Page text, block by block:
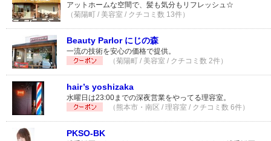
アットホームな空間で、髪も気分もリフレッシュ☆
（菊陽町 / 美容室 / クチコミ数 13件）
Beauty Parlor にじの森
一流の技術を安心の価格で提供。
（菊陽町 / 美容室 / クチコミ数 2件）
hair’s yoshizaka
水曜日は23:00までの深夜営業をやってる理容室。
（熊本市・南区 / 理容室 / クチコミ数 6件）
PKSO-BK